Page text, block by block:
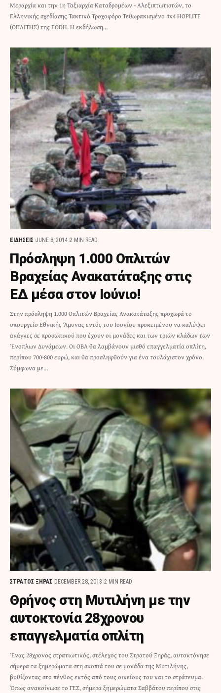
Μεραρχία και την 1η Ταξιαρχία Καταδρομέων - Αλεξιπτωτιστών, το
Ελληνικής σχεδίασης Τακτικό Τροχοφόρο Τεθωρακισμένο 4x4 HOPLITE
(ΟΠΛΙΤΗΣ) της EODH. Η εκδήλωση…
ΕΙΔΗΣΕΙΣ JUNE 8, 2014 2 MIN READ
Πρόσληψη 1.000 Οπλιτών
Βραχείας Ανακατάταξης στις
ΕΔ μέσα στον Ιούνιο!
Στην πρόσληψη 1.000 Οπλιτών Βραχείας Ανακατάταξης προχωρά το
υπουργείο Εθνικής Άμυνας εντός του Ιουνίου προκειμένου να καλύψει
ανάγκες σε προσωπικού που έχουν οι μονάδες και των τριών κλάδων των
Ένοπλων Δυνάμεων. Οι ΟΒΑ θα λαμβάνουν μισθό επαγγελματία οπλίτη,
περίπου 700-800 ευρώ, και θα προσληφθούν για ένα τουλάχιστον χρόνο.
Σύμφωνα με…
ΣΤΡΑΤΟΣ ΞΗΡΑΣ DECEMBER 28, 2013 2 MIN READ
Θρήνος στη Μυτιλήνη με την
αυτοκτονία 28χρονου
επαγγελματία οπλίτη
Ένας 28χρονος στρατιωτικός, στέλεχος του Στρατού Ξηράς, αυτοκτόνησε
σήμερα τα ξημερώματα στη σκοπιά του σε μονάδα της Μυτιλήνης,
βυθίζοντας στο πένθος εκτός από τους οικείους του και το στράτευμα.
Όπως ανακοίνωσε το ΓΕΣ, σήμερα ξημερώματα Σαββάτου περίπου στις